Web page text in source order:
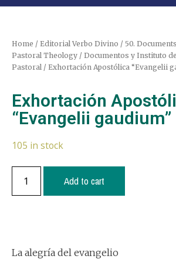
Home / Editorial Verbo Divino / 50.
Pastoral Theology / Documentos y Instituto
Pastoral / Exhortación Apostólica “Evangelii
Exhortación
“Evangelii gaudium”
105 in stock
Add to cart
La alegría del evangelio